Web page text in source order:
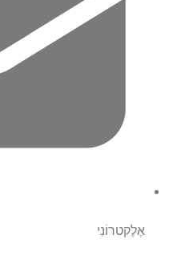
אֶלֶקטרוֹנִי